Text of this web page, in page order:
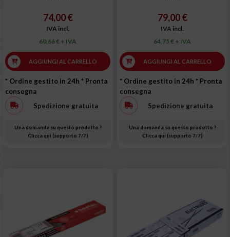
74,00 €
IVA incl.
60,66 € + IVA
AGGIUNGI AL CARRELLO
* Ordine gestito in 24h * Pronta
consegna
Spedizione gratuita
Una domanda su questo prodotto ?
Clicca qui (supporto 7/7)
79,00 €
IVA incl.
64,75 € + IVA
AGGIUNGI AL CARRELLO
* Ordine gestito in 24h * Pronta
consegna
Spedizione gratuita
Una domanda su questo prodotto ?
Clicca qui (supporto 7/7)